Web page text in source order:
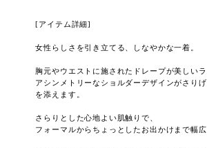
[アイテム詳細]
女性らしさを引き立てる、しなやかな一着。
胸元やウエストに施されたドレープが美しいラ
アシンメトリーなショルダーデザインがさり
を添えます。
さらりとした心地よい肌触りで、
フォーマルからちょっとしたお出かけまで幅広